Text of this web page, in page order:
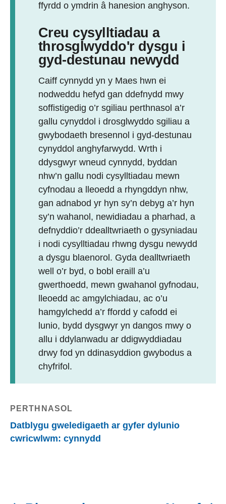
ffyrdd o ymdrin â hanesion anghyson.
Creu cysylltiadau a
throsglwyddo'r dysgu i
gyd-destunau newydd
Caiff cynnydd yn y Maes hwn ei
nodweddu hefyd gan ddefnydd mwy
soffistigedig o’r sgiliau perthnasol a’r
gallu cynyddol i drosglwyddo sgiliau a
gwybodaeth bresennol i gyd-destunau
cynyddol anghyfarwydd. Wrth i
ddysgwyr wneud cynnydd, byddan
nhw’n gallu nodi cysylltiadau mewn
cyfnodau a lleoedd a rhyngddyn nhw,
gan adnabod yr hyn sy’n debyg a’r hyn
sy’n wahanol, newidiadau a pharhad, a
defnyddio’r ddealltwriaeth o gysyniadau
i nodi cysylltiadau rhwng dysgu newydd
a dysgu blaenorol. Gyda dealltwriaeth
well o’r byd, o bobl eraill a’u
gwerthoedd, mewn gwahanol gyfnodau,
lleoedd ac amgylchiadau, ac o’u
hamgylchedd a’r ffordd y cafodd ei
lunio, bydd dysgwyr yn dangos mwy o
allu i ddylanwadu ar ddigwyddiadau
drwy fod yn ddinasyddion gwybodus a
chyfrifol.
PERTHNASOL
Datblygu gweledigaeth ar gyfer dylunio
cwricwlwm: cynnydd